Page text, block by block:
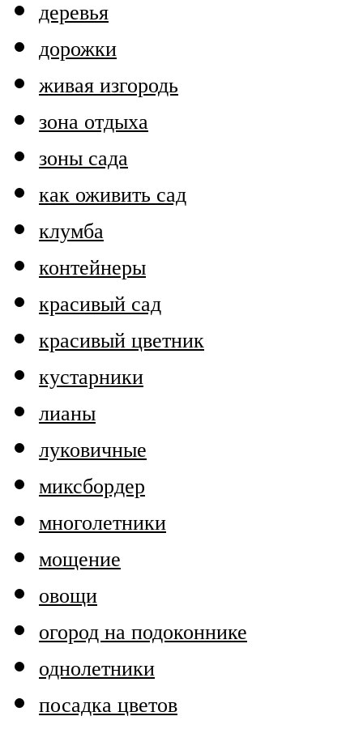
деревья
дорожки
живая изгородь
зона отдыха
зоны сада
как оживить сад
клумба
контейнеры
красивый сад
красивый цветник
кустарники
лианы
луковичные
миксбордер
многолетники
мощение
овощи
огород на подоконнике
однолетники
посадка цветов